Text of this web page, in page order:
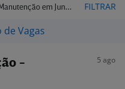
em Jundiaí - SP FILTRAR
de Vagas
-
5 ago